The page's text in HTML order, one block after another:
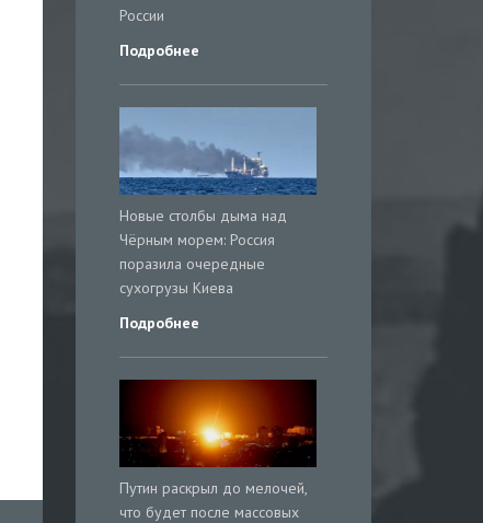
России
Подробнее
Новые столбы дыма над
Чёрным морем: Россия
поразила очередные
сухогрузы Киева
Подробнее
Путин раскрыл до мелочей,
что будет после массовых